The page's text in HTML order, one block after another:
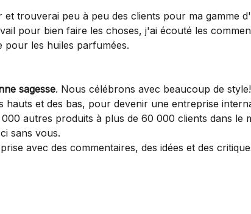
trouverai peu à peu des clients pour ma gamme
pour bien faire les choses, j'ai écouté les
pour les huiles parfumées.
sagesse. Nous célébrons avec beaucoup de style!
et des bas, pour devenir une entreprise
autres produits à plus de 60 000 clients dans
sans vous.
avec des commentaires, des idées et des